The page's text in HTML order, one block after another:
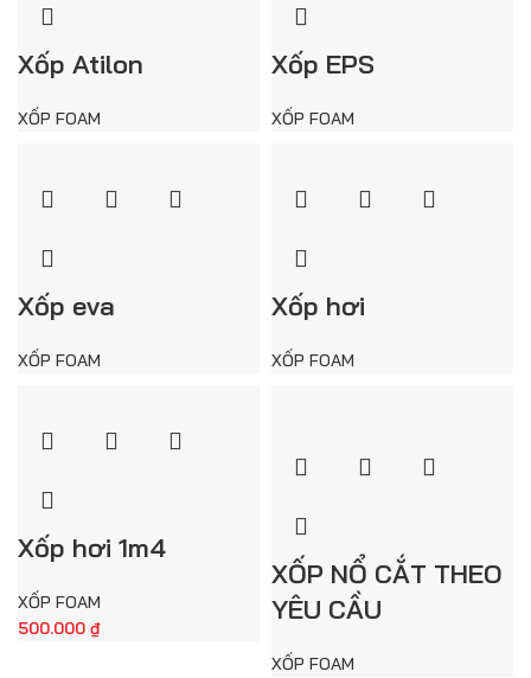
Xốp Atilon
XỐP FOAM
Xốp EPS
XỐP FOAM
Xốp eva
XỐP FOAM
Xốp hơi
XỐP FOAM
Xốp hơi 1m4
XỐP FOAM
500.000 ₫
XỐP NỔ CẮT THEO
YÊU CẦU
XỐP FOAM